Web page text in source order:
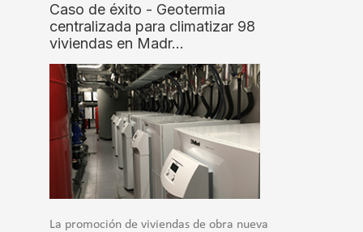
Caso de éxito - Geotermia
centralizada para climatizar 98
viviendas en Madr…
La promoción de viviendas de obra nueva